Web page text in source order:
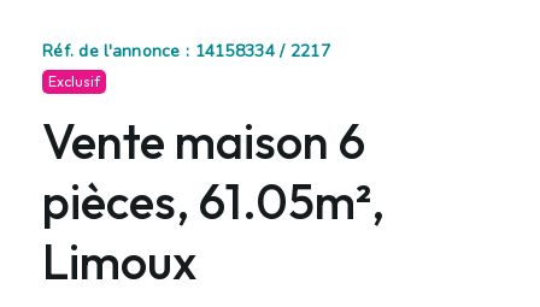
Réf. de l'annonce : 14158334 / 2217
Exclusif
Vente maison 6
pièces, 61.05m²,
Limoux